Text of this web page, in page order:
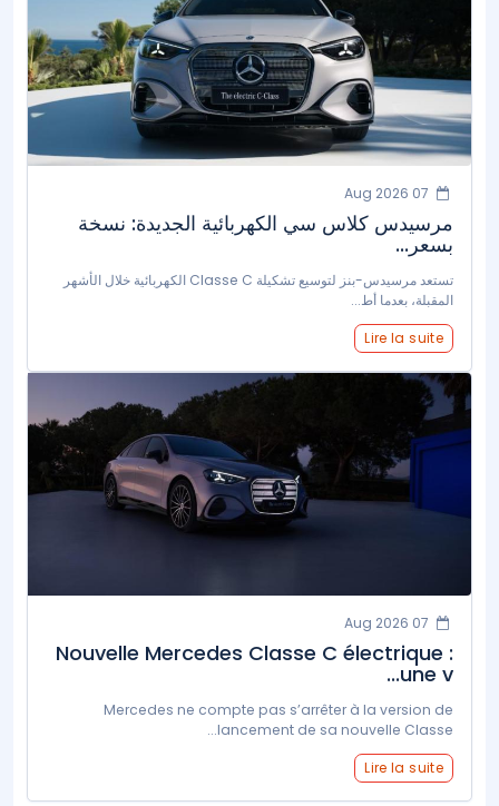
مرسيدس كلاس سي الكهربائية الجديدة: نسخة
بسعر...
تستعد مرسيدس-بنز لتوسيع تشكيلة Classe C الكهربائية خلال الأشهر
المقبلة، بعدما أط...
Lire la suite
Nouvelle Mercedes Classe C électrique :
une v...
Mercedes ne compte pas s’arrêter à la version de
lancement de sa nouvelle Classe...
Lire la suite